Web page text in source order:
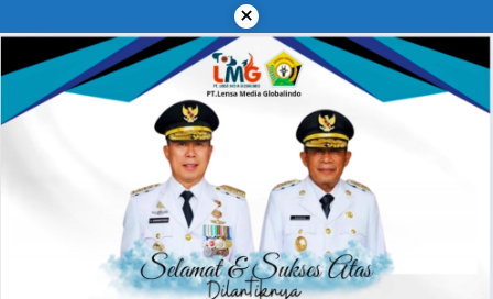
ke
konten
×